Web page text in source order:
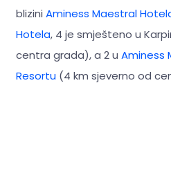
blizini Aminess Maestral
Hotela, 4 je smješteno u
centra grada), a 2 u Aminess
Resortu(4 km sjeverno od